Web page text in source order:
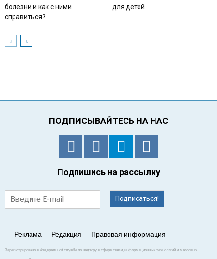
болезни и как с ними
справиться?
для детей
ПОДПИСЫВАЙТЕСЬ НА НАС
Подпишись на рассылку
Подписаться!
Реклама Редакция Правовая информация
Зарегистрировано в Федеральной службе по надзору в сфере связи, информационных технологий и массовых